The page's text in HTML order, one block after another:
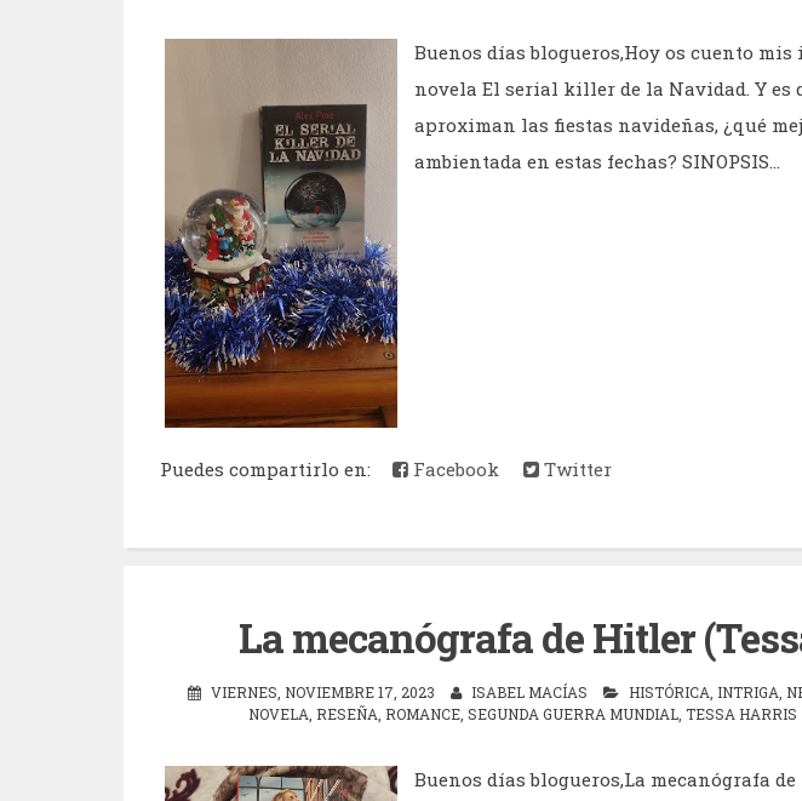
Buenos días blogueros,Hoy os cuento
novela El serial killer de la Navidad. Y es
aproximan las fiestas navideñas, ¿qué
ambientada en estas fechas? SINOPSIS...
Puedes compartirlo en: Facebook Twitter
La mecanógrafa de Hitler
VIERNES, NOVIEMBRE 17, 2023 ISABEL MACÍAS HISTÓRICA INTRIGA
NOVELA RESEÑA ROMANCE SEGUNDA GUERRA MUNDIAL TESSA HARRIS
Buenos días blogueros,La mecanógrafa